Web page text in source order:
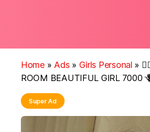
Home» Ads » Girls Personal »
ROOM BEAUTIFUL GIRL 7000
Super Ad